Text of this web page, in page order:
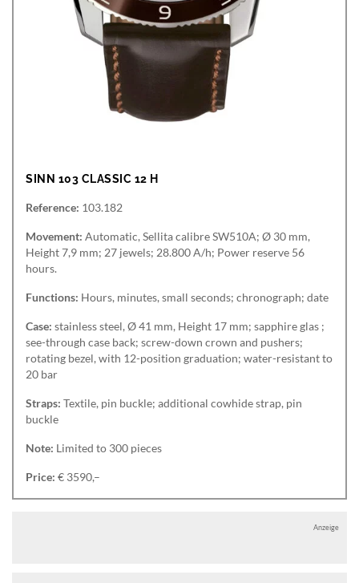
SINN 103 CLASSIC 12 H
Reference: 103.182
Movement: Automatic, Sellita calibre SW510A; Ø 30 mm,
Height 7,9 mm; 27 jewels; 28.800 A/h; Power reserve 56
hours.
Functions: Hours, minutes, small seconds; chronograph; date
Case: stainless steel, Ø 41 mm, Height 17 mm; sapphire glas ;
see-through case back; screw-down crown and pushers;
rotating bezel, with 12-position graduation; water-resistant to
20 bar
Straps: Textile, pin buckle; additional cowhide strap, pin
buckle
Note: Limited to 300 pieces
Price: € 3590,–
Anzeige